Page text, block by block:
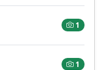
1
1